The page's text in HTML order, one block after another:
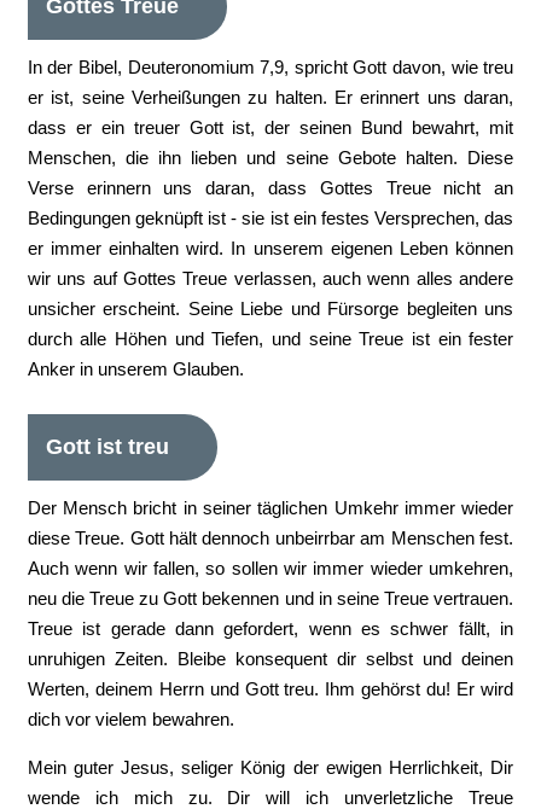
Gottes Treue
In der Bibel, Deuteronomium 7,9, spricht Gott davon, wie treu
er ist, seine Verheißungen zu halten. Er erinnert uns daran,
dass er ein treuer Gott ist, der seinen Bund bewahrt, mit
Menschen, die ihn lieben und seine Gebote halten. Diese
Verse erinnern uns daran, dass Gottes Treue nicht an
Bedingungen geknüpft ist - sie ist ein festes Versprechen, das
er immer einhalten wird. In unserem eigenen Leben können
wir uns auf Gottes Treue verlassen, auch wenn alles andere
unsicher erscheint. Seine Liebe und Fürsorge begleiten uns
durch alle Höhen und Tiefen, und seine Treue ist ein fester
Anker in unserem Glauben.
Gott ist treu
Der Mensch bricht in seiner täglichen Umkehr immer wieder
diese Treue. Gott hält dennoch unbeirrbar am Menschen fest.
Auch wenn wir fallen, so sollen wir immer wieder umkehren,
neu die Treue zu Gott bekennen und in seine Treue vertrauen.
Treue ist gerade dann gefordert, wenn es schwer fällt, in
unruhigen Zeiten. Bleibe konsequent dir selbst und deinen
Werten, deinem Herrn und Gott treu. Ihm gehörst du! Er wird
dich vor vielem bewahren.
Mein guter Jesus, seliger König der ewigen Herrlichkeit, Dir
wende ich mich zu. Dir will ich unverletzliche Treue